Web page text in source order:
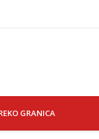
GRANICA